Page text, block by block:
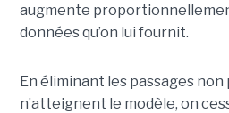
augmente
données qu’on lui fournit.
En éliminant les passages
n’atteignent le modèle, on